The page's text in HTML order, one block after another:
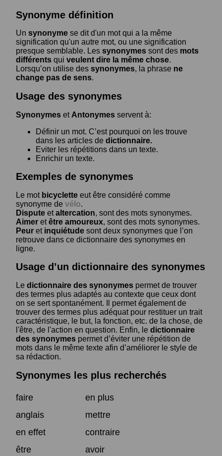
Synonyme définition
Un synonyme se dit d'un mot qui a la même
signification qu'un autre mot, ou une signification
presque semblable. Les synonymes sont des mots
différents qui veulent dire la même chose.
Lorsqu’on utilise des synonymes, la phrase ne
change pas de sens.
Usage des synonymes
Synonymes et Antonymes servent à:
Définir un mot. C’est pourquoi on les trouve
dans les articles de dictionnaire.
Eviter les répétitions dans un texte.
Enrichir un texte.
Exemples de synonymes
Le mot bicyclette eut être considéré comme
synonyme de vélo.
Dispute etaltercation, sont des mots synonymes.
Aimer etêtre amoureux, sont des mots synonymes.
Peur et inquiétude sont deux synonymes que l’on
retrouve dans ce dictionnaire des synonymes en
ligne.
Usage d’un dictionnaire des synonymes
Le dictionnaire des synonymes permet de trouver
des termes plus adaptés au contexte que ceux dont
on se sert spontanément. Il permet également de
trouver des termes plus adéquat pour restituer un trait
caractéristique, le but, la fonction, etc. de la chose, de
l'être, de l'action en question. Enfin, le dictionnaire
des synonymes permet d’éviter une répétition de
mots dans le même texte afin d’améliorer le style de
sa rédaction.
Synonymes les plus recherchés
faire
en plus
anglais
mettre
en effet
contraire
être
avoir